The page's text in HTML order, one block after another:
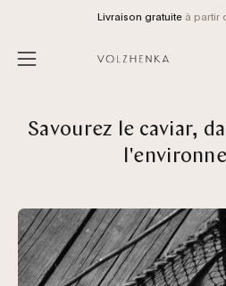
Livraison gratuite à partir
Ouvrir
de
Savourez le caviar,